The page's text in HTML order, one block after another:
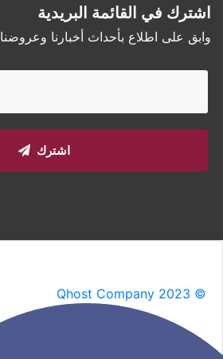
اشترك في القائمة البريدية
وابق على اطلاع بأحداث أخبارنا وعروضنا
اشترك
Qhost Company 2023 ©